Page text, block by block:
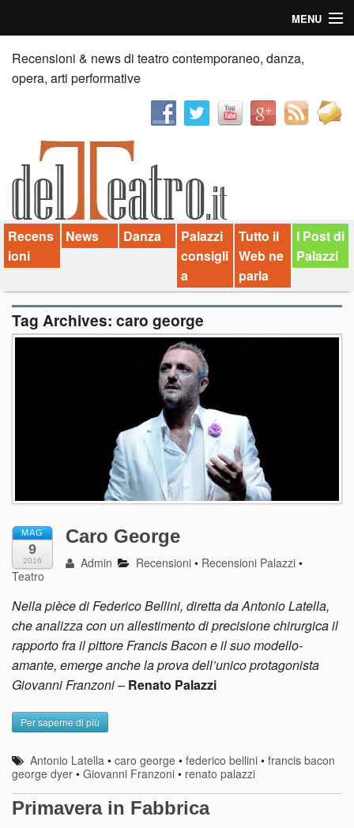
MENU
Home
Recensioni
News
Palazzi consiglia
Video
Chi siamo
Contatti
Recensioni & news di teatro contemporaneo, danza,
opera, arti performative
Recens
ioni
News Danza
Palazzi
consigli
a
Tutto il
Web ne
parla
I Post di
Palazzi
Tag Archives: caro george
MAG
9
2016
Caro George
Admin Recensioni • Recensioni Palazzi •
Teatro
Nella pièce di Federico Bellini, diretta da Antonio Latella,
che analizza con un allestimento di precisione chirurgica il
rapporto fra il pittore Francis Bacon e il suo modello-
amante, emerge anche la prova dell’unico protagonista
Giovanni Franzoni– Renato Palazzi
Per saperne di più
Antonio Latella •caro george •federico bellini •francis bacon
george dyer • Giovanni Franzoni • renato palazzi
Primavera in Fabbrica